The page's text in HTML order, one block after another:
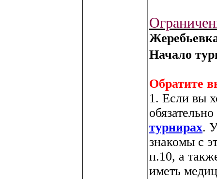
Начало
Обратите
1. Если вы
турнирах.
знакомы с
п.10, а
иметь